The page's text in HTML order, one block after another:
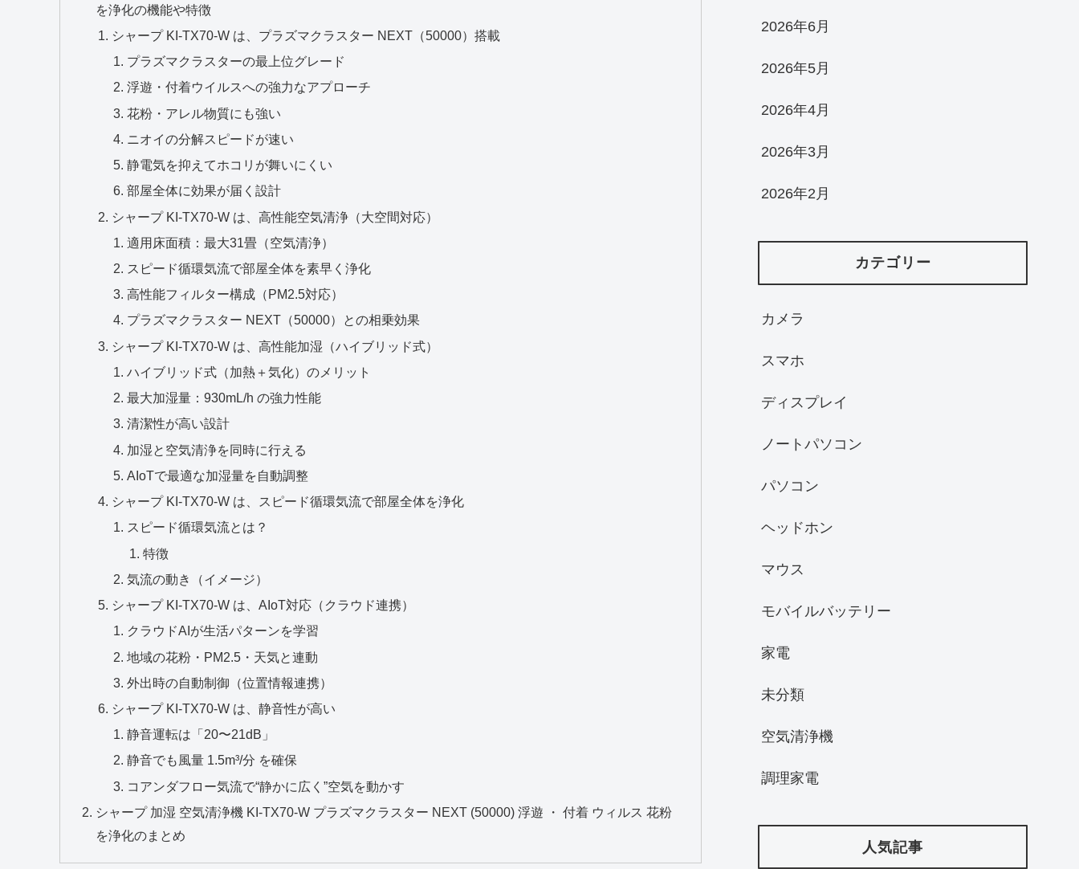
を浄化の機能や特徴
シャープ KI‑TX70‑W は、プラズマクラスター NEXT（50000）搭載
プラズマクラスターの最上位グレード
浮遊・付着ウイルスへの強力なアプローチ
花粉・アレル物質にも強い
ニオイの分解スピードが速い
静電気を抑えてホコリが舞いにくい
部屋全体に効果が届く設計
シャープ KI‑TX70‑W は、高性能空気清浄（大空間対応）
適用床面積：最大31畳（空気清浄）
スピード循環気流で部屋全体を素早く浄化
高性能フィルター構成（PM2.5対応）
プラズマクラスター NEXT（50000）との相乗効果
シャープ KI‑TX70‑W は、高性能加湿（ハイブリッド式）
ハイブリッド式（加熱＋気化）のメリット
最大加湿量：930mL/h の強力性能
清潔性が高い設計
加湿と空気清浄を同時に行える
AIoTで最適な加湿量を自動調整
シャープ KI‑TX70‑W は、スピード循環気流で部屋全体を浄化
スピード循環気流とは？
特徴
気流の動き（イメージ）
シャープ KI‑TX70‑W は、AIoT対応（クラウド連携）
クラウドAIが生活パターンを学習
地域の花粉・PM2.5・天気と連動
外出時の自動制御（位置情報連携）
シャープ KI‑TX70‑W は、静音性が高い
静音運転は「20〜21dB」
静音でも風量 1.5m³/分 を確保
コアンダフロー気流で“静かに広く”空気を動かす
シャープ 加湿 空気清浄機 KI-TX70-W プラズマクラスター NEXT (50000) 浮遊 ・ 付着 ウィルス 花粉
を浄化のまとめ
2026年6月
2026年5月
2026年4月
2026年3月
2026年2月
カテゴリー
カメラ
スマホ
ディスプレイ
ノートパソコン
パソコン
ヘッドホン
マウス
モバイルバッテリー
家電
未分類
空気清浄機
調理家電
人気記事